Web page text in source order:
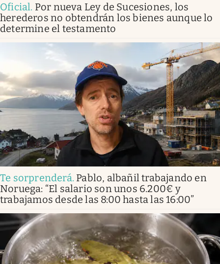
Oficial. Por nueva Ley de Sucesiones, los
herederos no obtendrán los bienes aunque lo
determine el testamento
Te sorprenderá. Pablo, albañil trabajando en
Noruega: “El salario son unos 6.200€ y
trabajamos desde las 8:00 hasta las 16:00”